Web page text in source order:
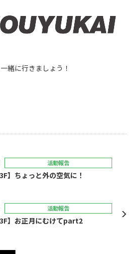
緒に行きましょう！
活動報告
】ちょっと外の空気に！
活動報告
】お正月にむけてpart2